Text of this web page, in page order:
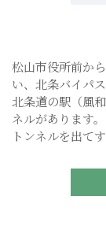
松山市役所前か
い、北条バイパ
北条道の駅（風
ネルがあります。
トンネルを出て